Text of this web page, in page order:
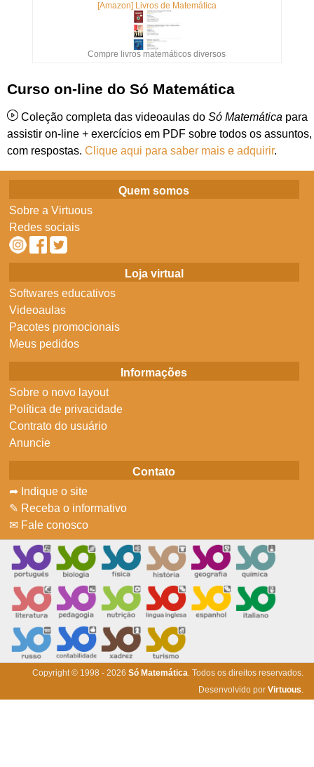
[Amazon] Livros de Matemática
Compre livros matemáticos diversos
Curso on-line do Só Matemática
Coleção completa das videoaulas do Só Matemática para
assistir on-line + exercícios em PDF sobre todos os assuntos,
com respostas. Clique aqui para saber mais e adquirir.
Quem somos
Sobre a Virtuous
Redes sociais
Loja virtual
Softwares educativos
Videoaulas
Pacotes promocionais
Meus pedidos
Informações
Sobre o novo layout
Política de privacidade
Contrato do usuário
Anuncie
Contato
➦ Indique o site
✎ Receba o informativo
✉ Fale conosco
Copyright © 1998 - 2026 Só Matemática. Todos os direitos reservados.
Desenvolvido por Virtuous.